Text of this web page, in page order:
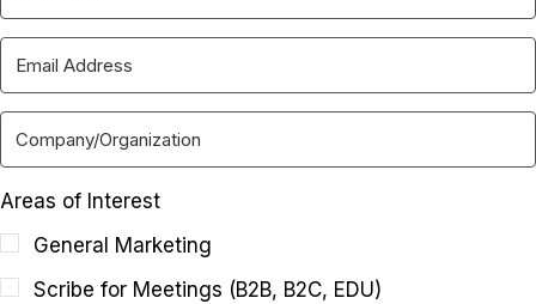
Areas of Interest
General Marketing
Scribe for Meetings (B2B, B2C, EDU)